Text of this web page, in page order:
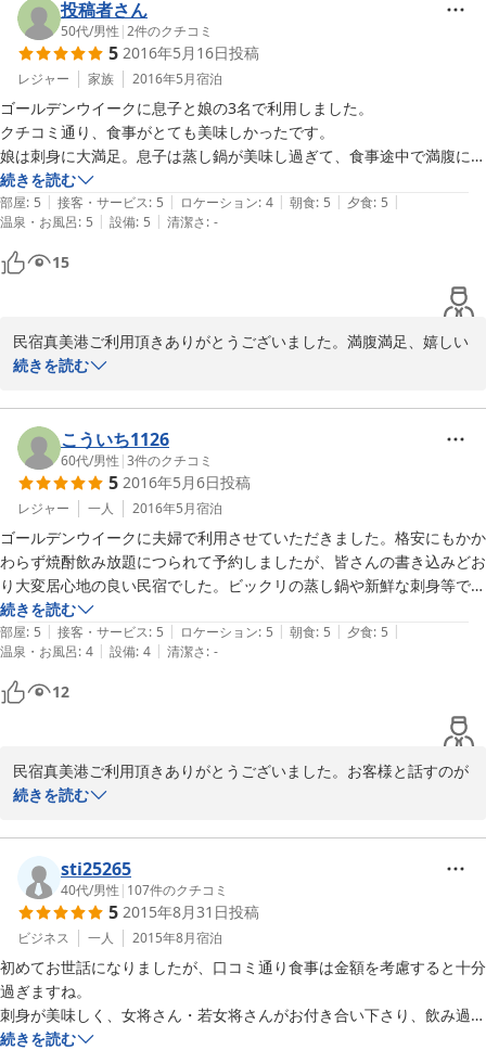
また、鹿児島へお越しの際お立ち寄り下さい。
その季節の、旬のお魚でお待ちしております。
2016-08-02
投稿者さん
50代/男性 |2件のクチコミ
5 2016年5月16日投稿
レジャー 家族 2016年5月宿泊
ゴールデンウイークに息子と娘の3名で利用しました。
クチコミ通り、食事がとても美味しかったです。
娘は刺身に大満足。息子は蒸し鍋が美味し過ぎて、食事途中で満腹にな
った為、一寸運動してから食事に復帰しました。私は焼酎の飲み放題を
楽しみました。
続きを読む
部屋: 5 | 接客・サービス: 5 | ロケーション: 4 | 朝食: 5 | 夕食: 5 |
温泉・お風呂: 5 | 設備: 5 | 清潔さ: -
15
民宿真美港ご利用頂きありがとうございました。満腹満足、嬉しい
お言葉ありがとうございます。恥ずかしがりながらも、ペロッとお
魔だっただろうに・・・）笑顔で答えてくれるお兄ちゃんに私も癒
されました☆
次回は、奥様に会えるのを楽しみにしております。
あと、寺山で猫ちゃんに会えたかのお話も楽しみにお待ちしており
2016-05-24
続きを読む
こういち1126
60代/男性 |3件のクチコミ
5 2016年5月6日投稿
レジャー 一人 2016年5月宿泊
ゴールデンウイークに夫婦で利用させていただきました。格安にもかか
わらず焼酎飲み放題につられて予約しましたが、皆さんの書き込みどお
り大変居心地の良い民宿でした。ビックリの蒸し鍋や新鮮な刺身等で焼
酎も進みましたが、何より若女将が付きっ切りでお付き合いしていただ
いて楽しい時間を過ごすことができました。次回訪問する時には、年下
の彼氏と良いご報告を聞けることを期待しています。
ご主人、女将、若女将、本当にありがとうございました。
続きを読む
部屋: 5 | 接客・サービス: 5 | ロケーション: 5 | 朝食: 5 | 夕食: 5 |
温泉・お風呂: 4 | 設備: 4 | 清潔さ: -
12
民宿真美港ご利用頂きありがとうございました。お客様と話すのが
楽しくてついついテーブルに居ついてしまってお騒がせしました。
待通り！！」と言って貰えるよう肘でツンツンしときます(笑)また
お会いできる日をお待ちしています！
2016-05-06
続きを読む
sti25265
40代/男性 | 107件のクチコミ
5 2015年8月31日投稿
ビジネス 一人 2015年8月宿泊
初めてお世話になりましたが、口コミ通り食事は金額を考慮すると十分
過ぎますね。
刺身が美味しく、女将さん・若女将さんがお付き合い下さり、飲み過ぎ
てしまいました。遅くまでありがとうございました。
続きを読む